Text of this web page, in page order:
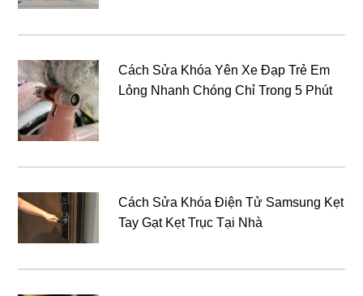
Cách Sửa Khóa Yên Xe Đạp Trẻ Em
Lỏng Nhanh Chóng Chỉ Trong 5 Phút
Cách Sửa Khóa Điện Tử Samsung Kẹt
Tay Gạt Kẹt Trục Tại Nhà